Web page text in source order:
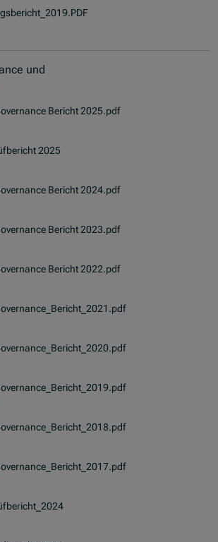
und
Bericht 2025.pdf
2025
Bericht 2024.pdf
Bericht 2023.pdf
Bericht 2022.pdf